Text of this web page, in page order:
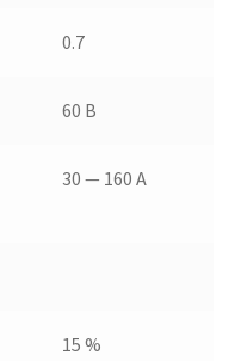
0.7
60 В
30 — 160 А
15 %